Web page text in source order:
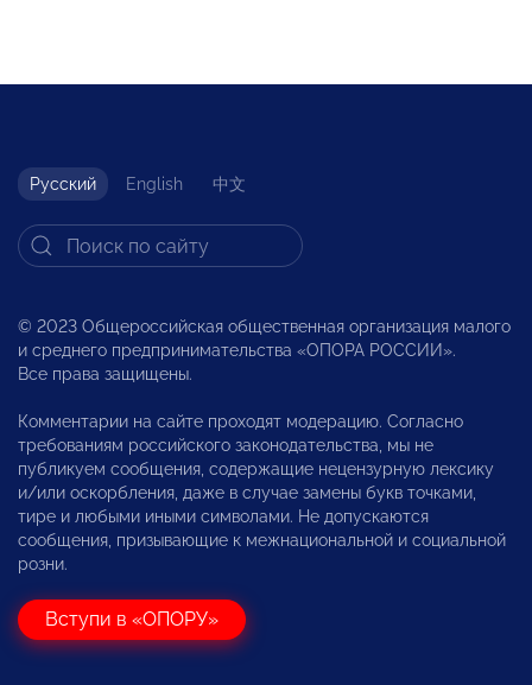
Русский English 中文
© 2023 Общероссийская общественная организация малого
и среднего предпринимательства «ОПОРА РОССИИ».
Все права защищены.
Комментарии на сайте проходят модерацию. Согласно
требованиям российского законодательства, мы не
публикуем сообщения, содержащие нецензурную лексику
и/или оскорбления, даже в случае замены букв точками,
тире и любыми иными символами. Не допускаются
сообщения, призывающие к межнациональной и социальной
розни.
Вступи в «ОПОРУ»